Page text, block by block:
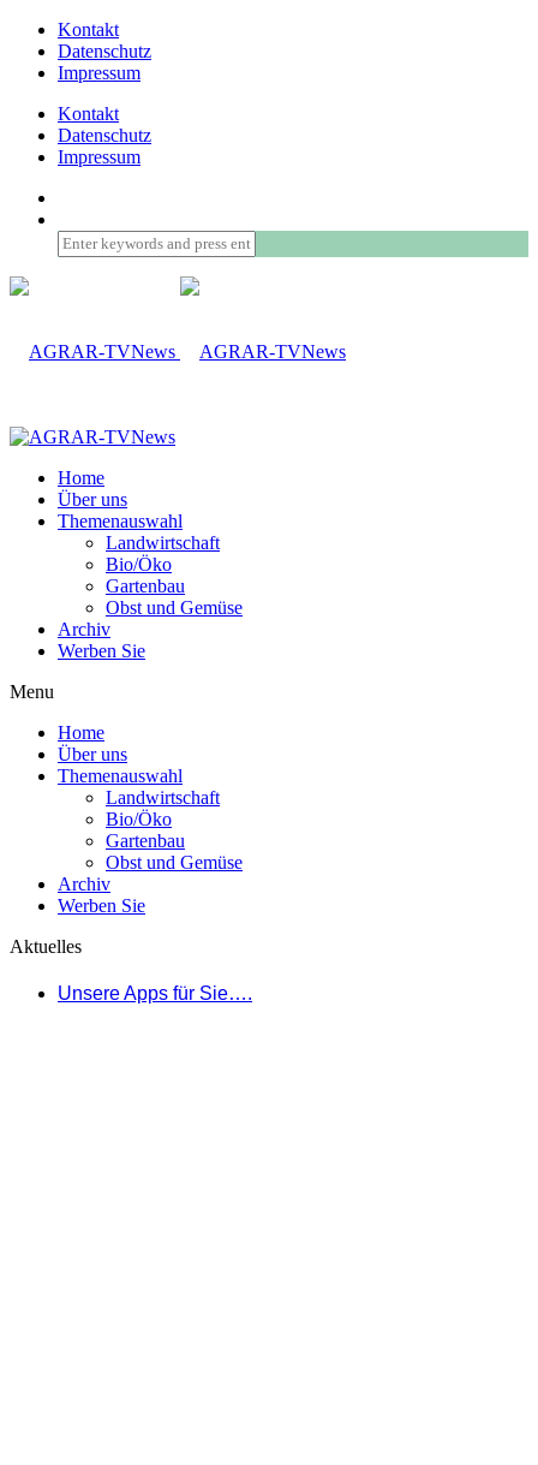
Kontakt
Datenschutz
Impressum
Kontakt
Datenschutz
Impressum
Home
Über uns
Themenauswahl
Landwirtschaft
Bio/Öko
Gartenbau
Obst und Gemüse
Archiv
Werben Sie
Menu
Home
Über uns
Themenauswahl
Landwirtschaft
Bio/Öko
Gartenbau
Obst und Gemüse
Archiv
Werben Sie
Aktuelles
Unsere Apps für Sie….